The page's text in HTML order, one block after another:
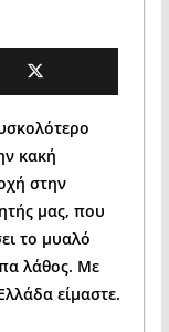
κακή
στην
μας, που
το μυαλό
λάθος. Με
είμαστε.